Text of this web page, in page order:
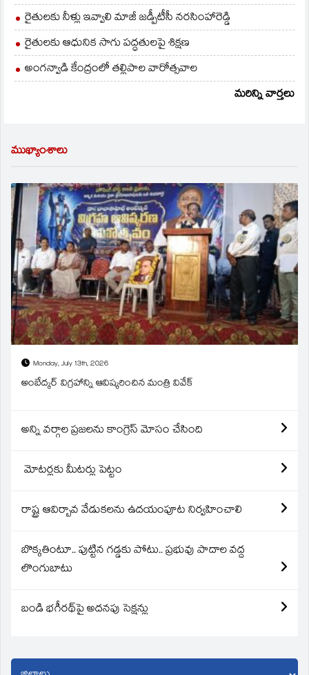
రైతులకు నీళ్లు ఇవ్వాలి మాజీ జడ్పీటీసీ నరసింహారెడ్డి
రైతులకు ఆధునిక సాగు పద్ధతులపై శిక్షణ
అంగన్వాడి కేంద్రంలో తల్లిపాల వారోత్సవాల
మరిన్ని వార్తలు
ముఖ్యాంశాలు
Monday, July 13th, 2026
అంబేద్కర్ విగ్రహాన్ని ఆవిష్కరించిన మంత్రి వివేక్
అన్ని వర్గాల ప్రజలను కాంగ్రెస్ మోసం చేసింది
మోటర్లకు మీటర్లు పెట్టం
రాష్ట్ర ఆవిర్బావ వేడుకలను ఉదయంపూట నిర్వహించాలి
బొక్కతింటూ.. పుట్టిన గడ్డకు పోటు.. ప్రభువు పాదాల వద్ద
లొంగుబాటు
బండి భగీరథ్‌పై అదనపు సెక్షన్లు